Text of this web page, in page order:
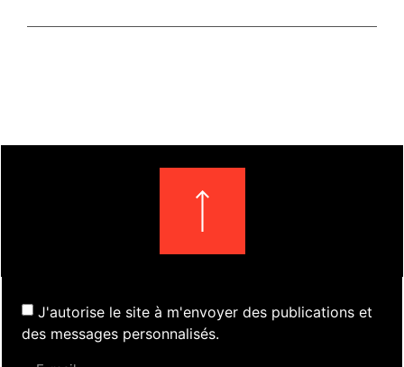
J'autorise le site à m'envoyer des publications et
des messages personnalisés.